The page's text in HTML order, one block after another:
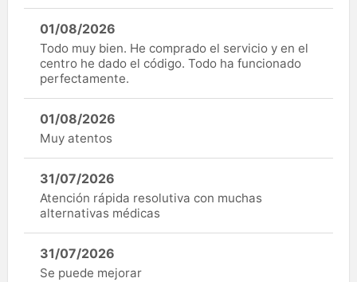
01/08/2026
Todo muy bien. He comprado el servicio y en el
centro he dado el código. Todo ha funcionado
perfectamente.
01/08/2026
Muy atentos
31/07/2026
Atención rápida resolutiva con muchas
alternativas médicas
31/07/2026
Se puede mejorar